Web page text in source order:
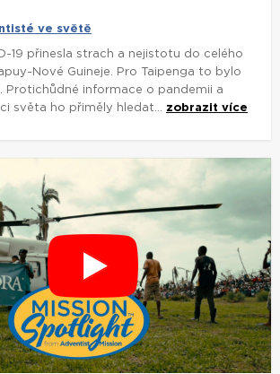
ve světě
19 přinesla strach a nejistotu do celého
Nové Guineje. Pro Taipenga to bylo
Protichůdné informace o pandemii a
světa ho přiměly hledat... zobrazit více